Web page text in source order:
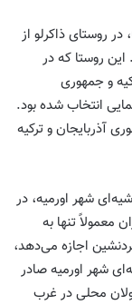
در روستای ذاکرلو از
روستا که در
و جمهوری
انتخاب شده بود.
آذربایجان و ترکیه
حاشیه‌ای شهر اورمیه، در
معمولاً تنها به
اجازه می‌دهد،
شهر اورمیه صادر
محلی در غرب